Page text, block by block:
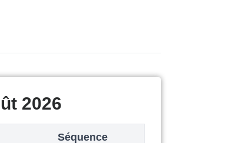
2026
Séquence